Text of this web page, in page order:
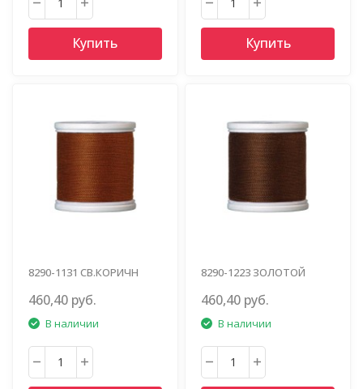
Купить Купить
8290-1131 СВ.КОРИЧН
460,40 руб.
В наличии
8290-1223 ЗОЛОТОЙ
460,40 руб.
В наличии